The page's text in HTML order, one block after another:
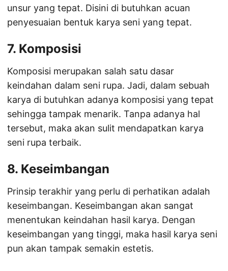
unsur yang tepat. Disini di butuhkan acuan
penyesuaian bentuk karya seni yang tepat.
7. Komposisi
Komposisi merupakan salah satu dasar
keindahan dalam seni rupa. Jadi, dalam sebuah
karya di butuhkan adanya komposisi yang tepat
sehingga tampak menarik. Tanpa adanya hal
tersebut, maka akan sulit mendapatkan karya
seni rupa terbaik.
8. Keseimbangan
Prinsip terakhir yang perlu di perhatikan adalah
keseimbangan. Keseimbangan akan sangat
menentukan keindahan hasil karya. Dengan
keseimbangan yang tinggi, maka hasil karya seni
pun akan tampak semakin estetis.